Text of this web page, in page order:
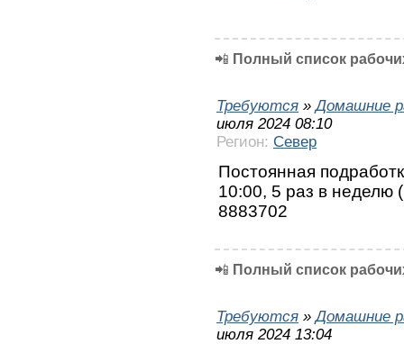
📲 Полный список
Требуются »Домашние
июля 2024 08:10
Регион: Север
Постоянная
10:00, 5 раз в неделю
8883702
📲 Полный список
Требуются »Домашние
июля 2024 13:04